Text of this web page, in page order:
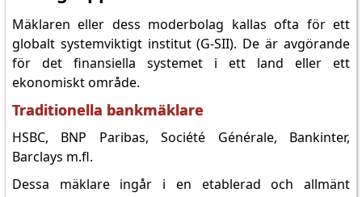
Mäklaren eller dess moderbolag kallas ofta för ett
globalt systemviktigt institut (G-SII). De är avgörande
för det finansiella systemet i ett land eller ett
ekonomiskt område.
Traditionella bankmäklare
HSBC, BNP Paribas, Société Générale, Bankinter,
Barclays m.fl.
Dessa mäklare ingår i en etablerad och allmänt